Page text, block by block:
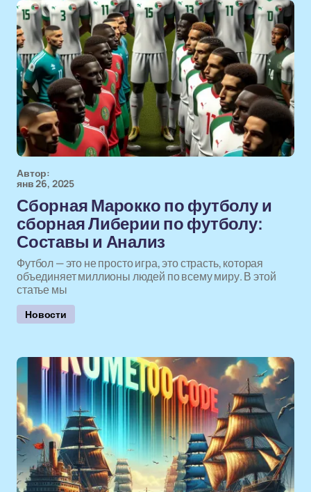
Автор:
янв 26, 2025
Сборная Марокко по футболу и
сборная Либерии по футболу:
Составы и Анализ
Футбол — это не просто игра, это страсть, которая
объединяет миллионы людей по всему миру. В этой
статье мы
Новости